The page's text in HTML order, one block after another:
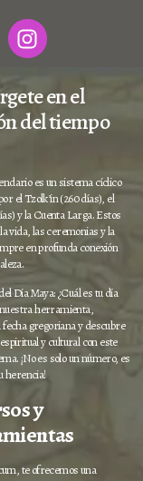
en el
del tiempo
es un sistema cíclico
el Tzolk’in (260 días), el
y la Cuenta Larga. Estos
vida, las ceremonias y la
en profunda conexión
Día Maya: ¿Cuál es tu día
herramienta,
gregoriana y descubre
y cultural con este
¡No es solo un número, es
herencia!
y
te ofrecemos una